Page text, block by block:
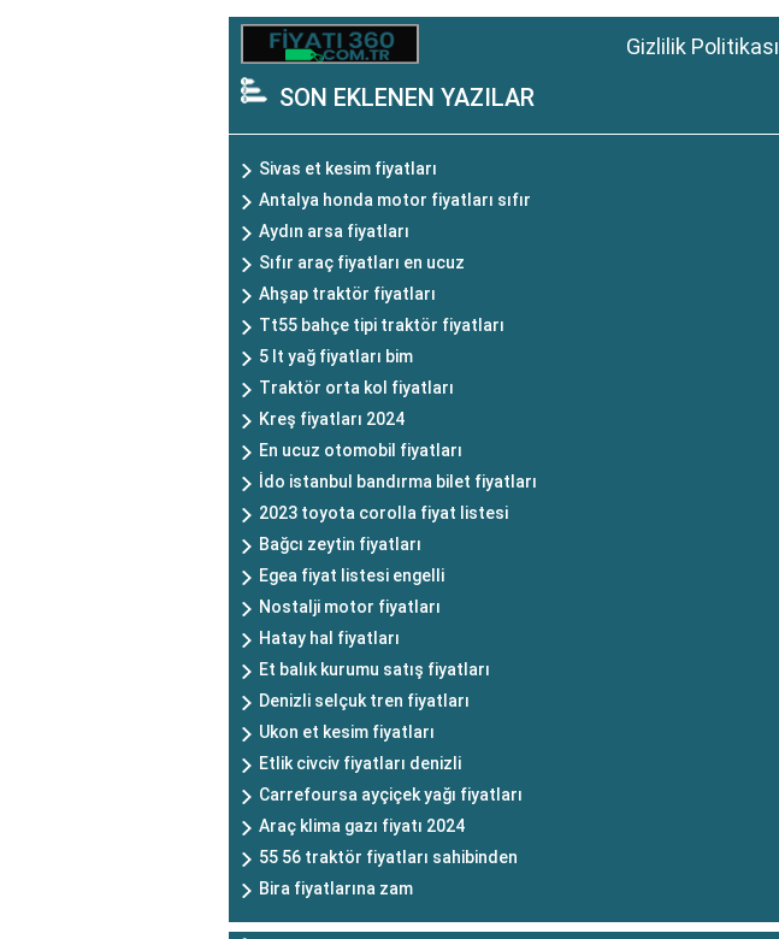
Gizlilik Politikası
SON EKLENEN YAZILAR
Sivas et kesim fiyatları
Antalya honda motor fiyatları sıfır
Aydın arsa fiyatları
Sıfır araç fiyatları en ucuz
Ahşap traktör fiyatları
Tt55 bahçe tipi traktör fiyatları
5 lt yağ fiyatları bim
Traktör orta kol fiyatları
Kreş fiyatları 2024
En ucuz otomobil fiyatları
İdo istanbul bandırma bilet fiyatları
2023 toyota corolla fiyat listesi
Bağcı zeytin fiyatları
Egea fiyat listesi engelli
Nostalji motor fiyatları
Hatay hal fiyatları
Et balık kurumu satış fiyatları
Denizli selçuk tren fiyatları
Ukon et kesim fiyatları
Etlik civciv fiyatları denizli
Carrefoursa ayçiçek yağı fiyatları
Araç klima gazı fiyatı 2024
55 56 traktör fiyatları sahibinden
Bira fiyatlarına zam